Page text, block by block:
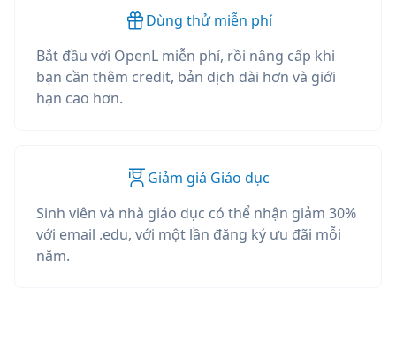
Dùng thử miễn phí
Bắt đầu với OpenL miễn phí, rồi nâng cấp khi
bạn cần thêm credit, bản dịch dài hơn và giới
hạn cao hơn.
Giảm giá Giáo dục
Sinh viên và nhà giáo dục có thể nhận giảm 30%
với email .edu, với một lần đăng ký ưu đãi mỗi
năm.